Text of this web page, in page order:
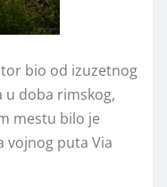
bio od izuzetnog
doba rimskog,
mestu bilo je
vojnog puta Via